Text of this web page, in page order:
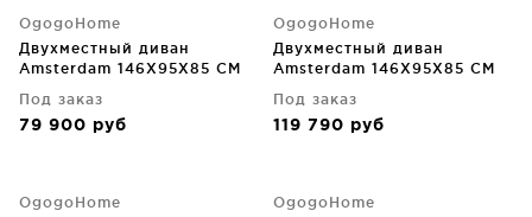
OgogoHome
Двухместный диван
Amsterdam 146X95X85 CM
Под заказ
79 900 руб
OgogoHome
Двухместный диван
Amsterdam 146X95X85 CM
Под заказ
119 790 руб
OgogoHome
OgogoHome